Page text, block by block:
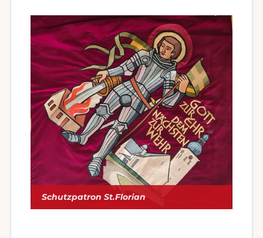
Schutzpatron St.Florian